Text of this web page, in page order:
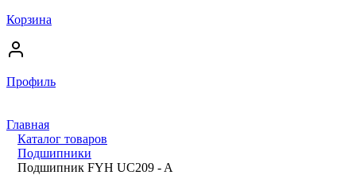
Корзина
Профиль
Главная
Каталог товаров
Подшипники
Подшипник FYH UC209 - A